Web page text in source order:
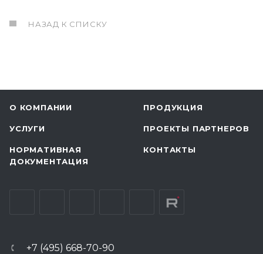
НАЗАД К СПИСКУ
О КОМПАНИИ ПРОДУКЦИЯ
УСЛУГИ ПРОЕКТЫ ПАРТНЕРОВ
НОРМАТИВНАЯ
ДОКУМЕНТАЦИЯ
КОНТАКТЫ
+7 (495) 668-70-90